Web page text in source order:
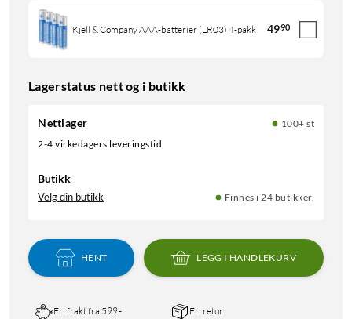
Kjell & Company AAA-batterier (LR03) 4-pakk 4990
Lagerstatus nett og i butikk
Nettlager
100+ st
2-4 virkedagers leveringstid
Butikk
Velg din butikk Finnes i 24 butikker.
HENT LEGG I HANDLEKURV
Fri frakt fra 599,- Fri retur